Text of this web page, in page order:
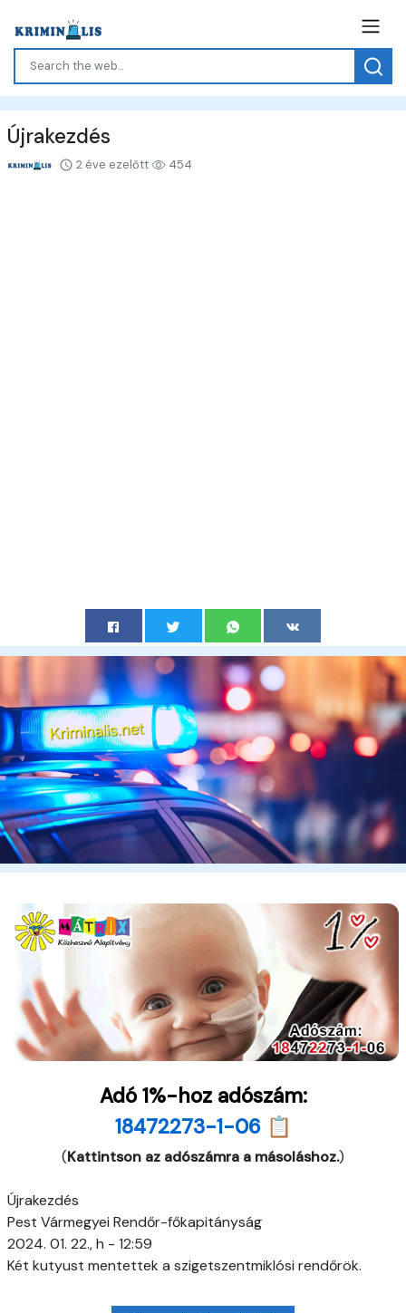
Újrakezdés
2 éve ezelőtt 454
Adó 1%-hoz adószám:
18472273-1-06 📋
(Kattintson az adószámra a másoláshoz.)
Újrakezdés
Pest Vármegyei Rendőr-főkapitányság
2024. 01. 22., h - 12:59
Két kutyust mentettek a szigetszentmiklósi rendőrök.